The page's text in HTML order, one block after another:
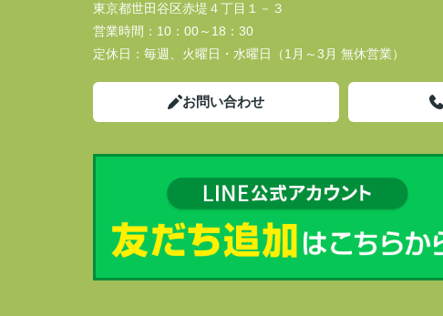
東京都世田谷区赤堤４丁目１－３
営業時間： 10：00～18：30
定休日： 毎週、火曜日・水曜日（1月～3月 無休営業）
お問い合わせ